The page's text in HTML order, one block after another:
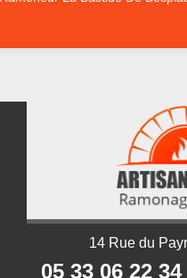
14 Rue du
05 33 06 22 34